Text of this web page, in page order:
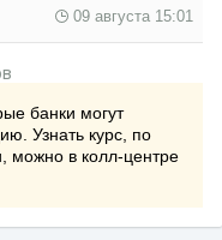
09 августа 15:01
банки могут
Узнать курс, по
можно в колл-центре